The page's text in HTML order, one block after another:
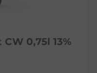
0,75l 13%